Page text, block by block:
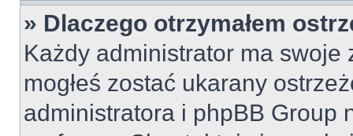
» Dlaczego otrzymałem
Każdy administrator ma swoje
mogłeś zostać ukarany
administratora i phpBB Group